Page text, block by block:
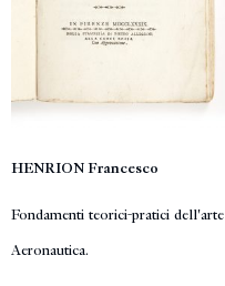
HENRION Francesco
Fondamenti teorici-pratici dell'arte
Aeronautica.